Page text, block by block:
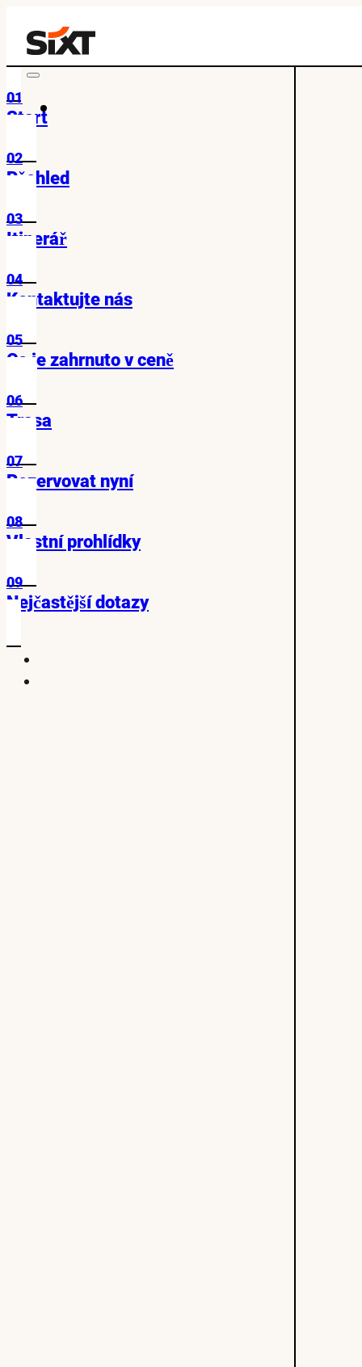
01
Start
02
Přehled
03
Itinerář
04
Kontaktujte nás
05
Co je zahrnuto v ceně
06
Trasa
07
Rezervovat nyní
08
Vlastní prohlídky
09
Nejčastější dotazy